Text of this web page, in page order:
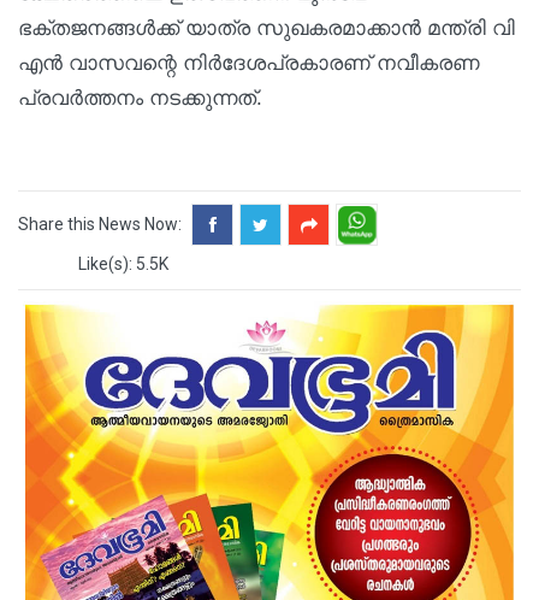
ഭക്തജനങ്ങൾക്ക് യാത്ര സുഖകരമാക്കാൻ മന്ത്രി വി
എൻ വാസവന്റെ നിർദേശപ്രകാരണ് നവീകരണ
പ്രവർത്തനം നടക്കുന്നത്.
Share this News Now:
Like(s): 5.5K